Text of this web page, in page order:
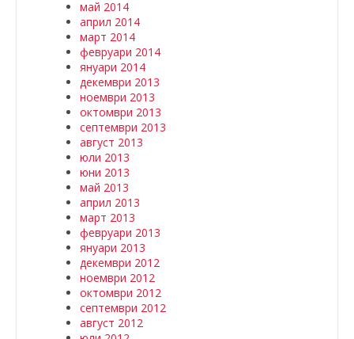
май 2014
април 2014
март 2014
февруари 2014
януари 2014
декември 2013
ноември 2013
октомври 2013
септември 2013
август 2013
юли 2013
юни 2013
май 2013
април 2013
март 2013
февруари 2013
януари 2013
декември 2012
ноември 2012
октомври 2012
септември 2012
август 2012